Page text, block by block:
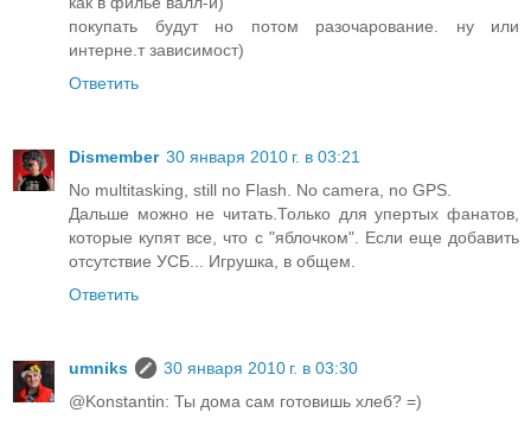
покупать будут но потом разочарование. ну или
интерне.т зависимост)
Ответить
Dismember 30 января 2010 г. в 03:21
No multitasking, still no Flash. No camera, no GPS.
Дальше можно не читать.Только для упертых фанатов,
которые купят все, что с "яблочком". Если еще добавить
отсутствие УСБ... Игрушка, в общем.
Ответить
umniks
30 января 2010 г. в 03:30
@Konstantin: Ты дома сам готовишь хлеб? =)